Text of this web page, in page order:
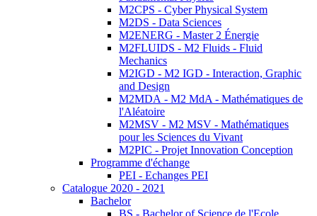
M2CPS - Cyber Physical System
M2DS - Data Sciences
M2ENERG - Master 2 Énergie
M2FLUIDS - M2 Fluids - Fluid
Mechanics
M2IGD - M2 IGD - Interaction, Graphic
and Design
M2MDA - M2 MdA - Mathématiques de
l'Aléatoire
M2MSV - M2 MSV - Mathématiques
pour les Sciences du Vivant
M2PIC - Projet Innovation Conception
Programme d'échange
PEI - Echanges PEI
Catalogue 2020 - 2021
Bachelor
BS - Bachelor of Science de l'Ecole